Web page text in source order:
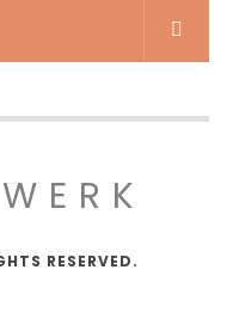
RESERVED.